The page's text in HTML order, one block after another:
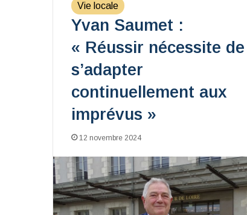
Vie locale
Yvan Saumet :
« Réussir nécessite de
s’adapter
continuellement aux
imprévus »
12 novembre 2024